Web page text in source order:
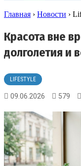
Главная › Новости ›
Красота вне
долголетия и
LIFESTYLE
09.06.2026 579